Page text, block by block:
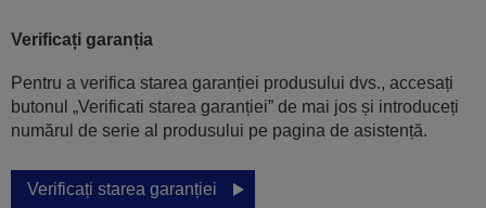
Verificați garanția
Pentru a verifica starea garanției produsului dvs., accesați
butonul „Verificati starea garanției” de mai jos și introduceți
numărul de serie al produsului pe pagina de asistență.
Verificați starea garanției